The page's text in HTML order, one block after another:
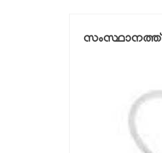
സംസ്ഥാനത്ത്